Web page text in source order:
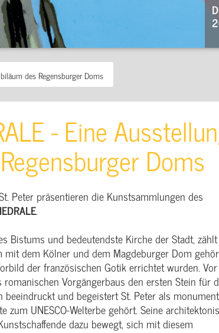
des Regensburger Doms
- Eine
Doms
Peter präsentieren die Kunstsammlungen des
.
Bistums und bedeutendste Kirche der Stadt,
mit dem Kölner und dem Magdeburger Dom
der französischen Gotik errichtet wurden.
Vorgängerbaus den ersten Stein für
und begeistert St. Peter als
UNESCO-Welterbe gehört. Seine
dazu bewegt, sich mit diesem